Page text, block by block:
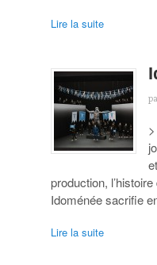
Lire la suite
production,
Idoménée sacrifie
Lire la suite